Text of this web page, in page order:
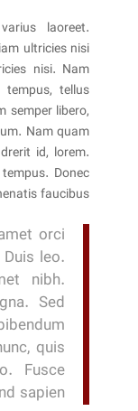
laoreet.
ultricies nisi
nisi. Nam
tellus
semper libero,
Nam quam
id, lorem.
Donec
faucibus.
orci
leo.
nibh.
Sed
quis
Fusce
sapien.